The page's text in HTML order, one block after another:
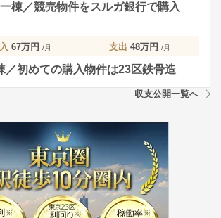
棟／競売物件をスルガ銀行で購入
67万円 /月 支出 48万円 /月
／初めての購入物件は23区鉄骨造
収支公開一覧へ